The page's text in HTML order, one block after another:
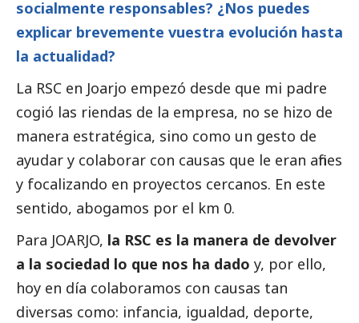
socialmente responsables? ¿Nos puedes
explicar brevemente vuestra evolución hasta
la actualidad?
La RSC en Joarjo empezó desde que mi padre
cogió las riendas de la empresa, no se hizo de
manera estratégica, sino como un gesto de
ayudar y colaborar con causas que le eran afines
y focalizando en proyectos cercanos. En este
sentido, abogamos por el km 0.
Para JOARJO, la RSC es la manera de devolver
a la sociedad lo que nos ha dado y, por ello,
hoy en día colaboramos con causas tan
diversas como: infancia, igualdad, deporte,